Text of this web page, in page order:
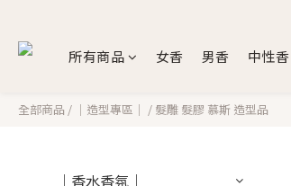
所有商品 女香 男香 中性香
全部商品 / ｜造型專區｜ / 髮雕 髮膠 慕斯 造型品
｜香水香氛｜